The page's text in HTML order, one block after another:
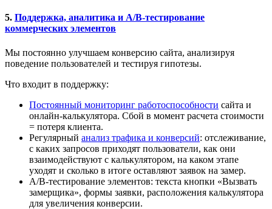
5. Поддержка, аналитика и A/B-тестирование
коммерческих элементов
Мы постоянно улучшаем конверсию сайта, анализируя
поведение пользователей и тестируя гипотезы.
Что входит в поддержку:
Постоянный мониторинг работоспособности сайта и
онлайн-калькулятора. Сбой в момент расчета стоимости
= потеря клиента.
Регулярный анализ трафика и конверсий: отслеживание,
с каких запросов приходят пользователи, как они
взаимодействуют с калькулятором, на каком этапе
уходят и сколько в итоге оставляют заявок на замер.
A/B-тестирование элементов: текста кнопки «Вызвать
замерщика», формы заявки, расположения калькулятора
для увеличения конверсии.